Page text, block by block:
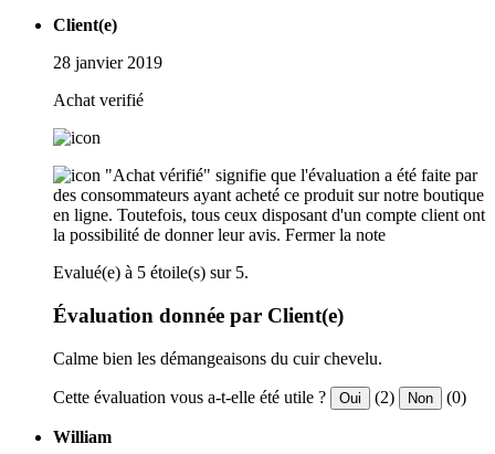
Client(e)
28 janvier 2019
Achat verifié
"Achat vérifié" signifie que l'évaluation a été faite par
des consommateurs ayant acheté ce produit sur notre boutique
en ligne. Toutefois, tous ceux disposant d'un compte client ont
la possibilité de donner leur avis. Fermer la note
Evalué(e) à 5 étoile(s) sur 5.
Évaluation donnée par Client(e)
Calme bien les démangeaisons du cuir chevelu.
Cette évaluation vous a-t-elle été utile ? Oui (2) Non (0)
William